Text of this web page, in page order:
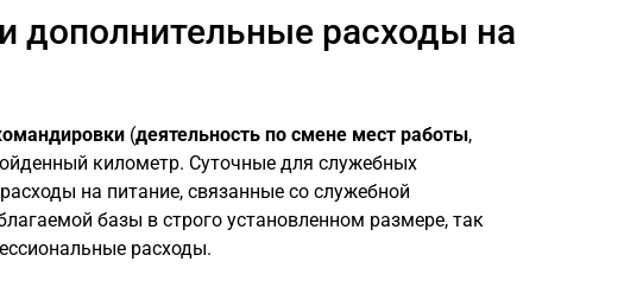
дополнительные расходы на
(деятельность по смене мест работы,
километр. Суточные для служебных
на питание, связанные со служебной
базы в строго установленном размере, так
расходы.